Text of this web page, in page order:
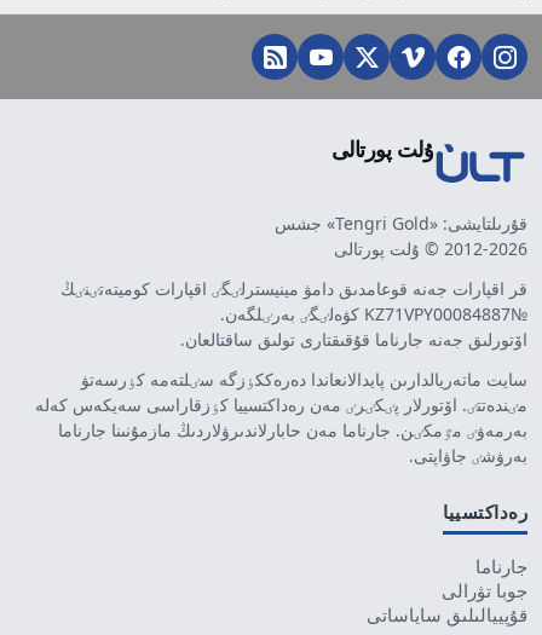
ۇلت پورتالى
قۇرىلتايشى: «Tengri Gold» جشس
2012-2026 © ۇلت پورتالى
قر اقپارات جەنە قوعامدىق دامۋ مينيسترلٸگٸ اقپارات كوميتەتٸنٸڭ
№KZ71VPY00084887 كۋەلٸگٸ بەرٸلگەن.
اۆتورلىق جەنە جارناما قۇقىقتارى تولىق ساقتالعان.
سايت ماتەريالدارىن پايدالانعاندا دەرەككٶزگە سٸلتەمە كٶرسەتۋ
مٸندەتتٸ. اۆتورلار پٸكٸرٸ مەن رەداكتسييا كٶزقاراسى سەيكەس كەلە
بەرمەۋٸ مٷمكٸن. جارناما مەن حابارلاندىرۋلاردىڭ مازمۇنىنا جارناما
بەرۋشٸ جاۋاپتى.
رەداكتسييا
جارناما
جوبا تۋرالى
قۇپييالىلىق ساياساتى